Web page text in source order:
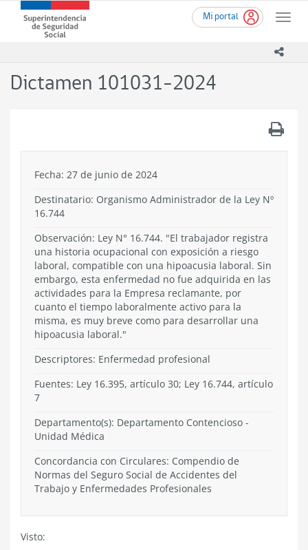
contenido
Mi portal
Toggle
Superintendencia
de
-
Dictamen 101031-2024
Fecha: 27 de junio de 2024
Destinatario: Organismo Administrador de la Ley Nº
16.744
Observación: Ley N° 16.744. "El trabajador registra
una historia ocupacional con exposición a riesgo
laboral, compatible con una hipoacusia laboral. Sin
embargo, esta enfermedad no fue adquirida en las
actividades para la Empresa reclamante, por
cuanto el tiempo laboralmente activo para la
misma, es muy breve como para desarrollar una
hipoacusia laboral."
Descriptores: Enfermedad profesional
Fuentes: Ley 16.395, artículo 30; Ley 16.744, artículo
7
Departamento(s): Departamento Contencioso -
Unidad Médica
Concordancia con Circulares: Compendio de
Normas del Seguro Social de Accidentes del
Trabajo y Enfermedades Profesionales
Visto: